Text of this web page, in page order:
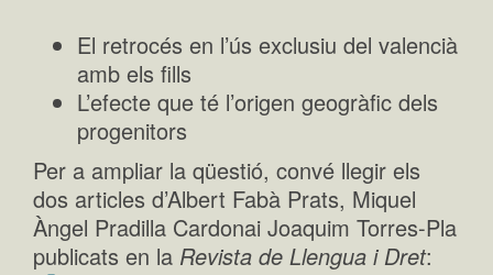
El retrocés en l’ús exclusiu del valencià
amb els fills
L’efecte que té l’origen geogràfic dels
progenitors
Per a ampliar la qüestió, convé llegir els
dos articles d’Albert Fabà Prats, Miquel
Àngel Pradilla Cardonai Joaquim Torres-Pla
publicats en la Revista de Llengua i Dret: